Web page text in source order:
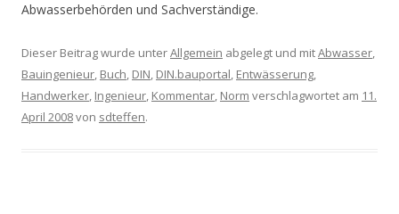
Abwasserbehörden und Sachverständige.
Dieser Beitrag wurde unterAllgemein abgelegt und mitAbwasser,
Bauingenieur, Buch, DIN, DIN.bauportal, Entwässerung,
Handwerker, Ingenieur, Kommentar, Norm verschlagwortet am 11.
April 2008von sdteffen.